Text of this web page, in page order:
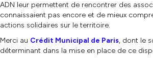
ADN leur permettent de rencontrer des
connaissaient pas encore et de mieux
actions solidaires sur le territoire.
Merci au Crédit Municipal de Paris, dont le
déterminant dans la mise en place de ce